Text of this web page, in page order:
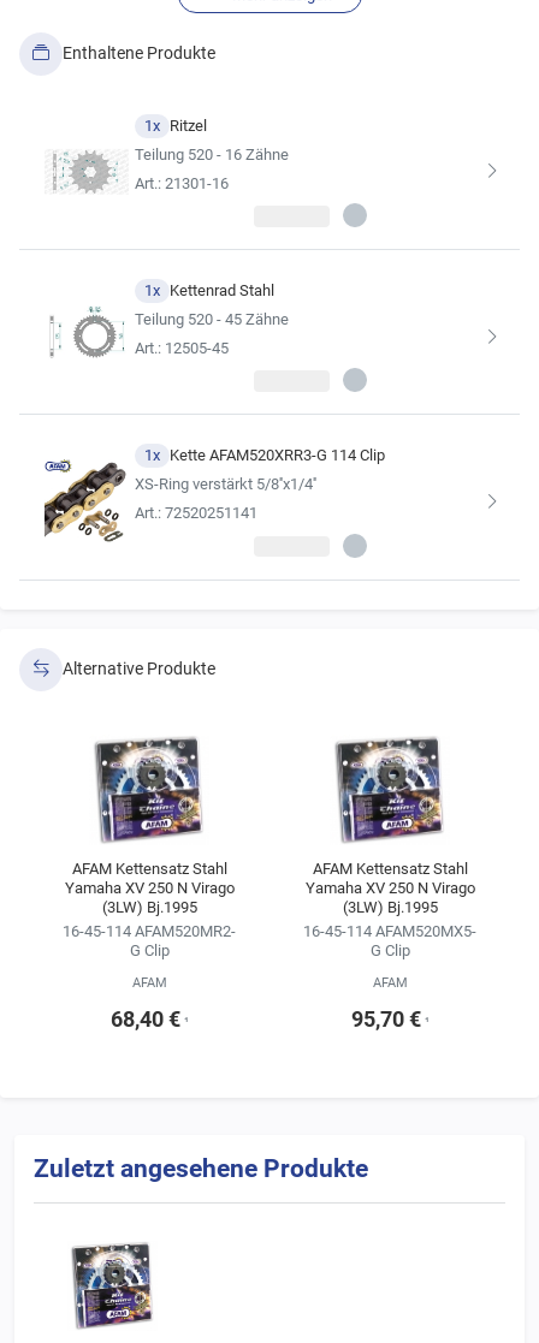
soweit Euch das möglich ist um Fehler zu vermeiden!
Standardausführung geliefert! Sonderanfertigungen, wie
Ritzel/Räder mit Schlammnuten etc. bedürfen der
gesonderten Anfrage per Mail.
Solltet Ihr eine andere Übersetzung wünschen, könnt Ihr diese über den
Wir empfehlen, sich für die Kette im Kettensatz stets an der
Erstausrüsterqualität zu orientieren
(siehe Ergebnisse der Fahrzeugsuche).
Enthaltene Produkte
1x Ritzel
Teilung 520 - 16 Zähne
Art.: 21301-16
1x Kettenrad Stahl
Teilung 520 - 45 Zähne
Art.: 12505-45
1x Kette AFAM520XRR3-G 114 Clip
XS-Ring verstärkt 5/8''x1/4''
Art.: 72520251141
Alternative Produkte
AFAM Kettensatz Stahl
Yamaha XV 250 N Virago
(3LW) Bj.1995
16-45-114 AFAM520MR2-
G Clip
AFAM
68,40 € ¹
AFAM Kettensatz Stahl
Yamaha XV 250 N Virago
(3LW) Bj.1995
16-45-114 AFAM520MX5-
G Clip
AFAM
95,70 € ¹
Zuletzt angesehene Produkte